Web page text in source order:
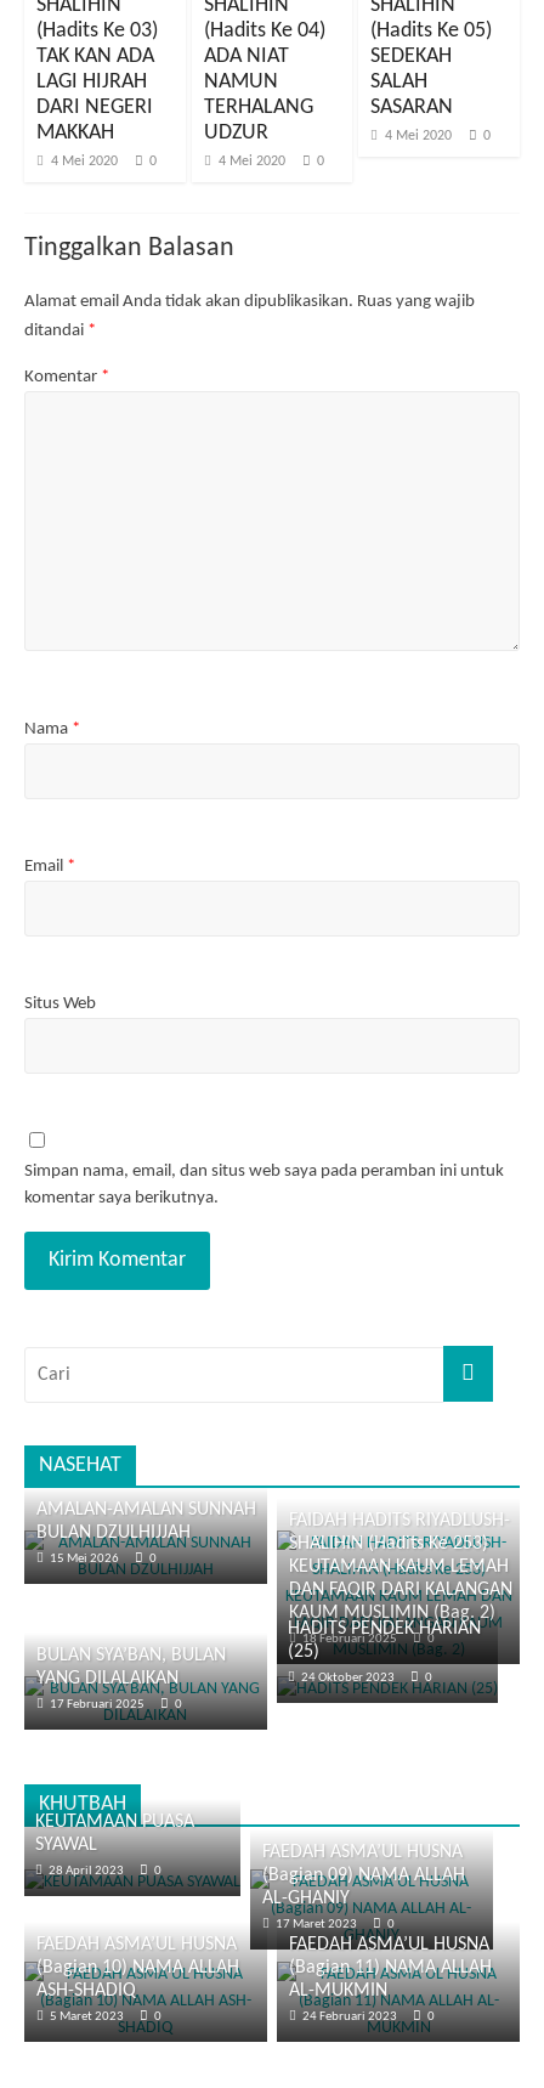
d
e
l
a
y
a
n
g
b
a
r
u
y
a
n
g
b
a
r
a
y
a
n
g
b
u
a
y
a
n
g
b
a
r
u
)
SHALIHIN
(Hadits Ke 03)
TAK KAN ADA
LAGI HIJRAH
DARI NEGERI
MAKKAH
4 Mei 2020 0
SHALIHIN
(Hadits Ke 04)
ADA NIAT
NAMUN
TERHALANG
UDZUR
4 Mei 2020 0
SHALIHIN
(Hadits Ke 05)
SEDEKAH
SALAH
SASARAN
4 Mei 2020 0
Tinggalkan Balasan
Alamat email Anda tidak akan dipublikasikan. Ruas yang wajib
ditandai *
Komentar *
Nama *
Email *
Situs Web
Simpan nama, email, dan situs web saya pada peramban ini untuk
komentar saya berikutnya.
NASEHAT
AMALAN-AMALAN SUNNAH
BULAN DZULHIJJAH
15 Mei 2026 0
FAIDAH HADITS RIYADLUSH-
SHALIHIN (Hadits Ke 253)
KEUTAMAAN KAUM LEMAH
DAN FAQIR DARI KALANGAN
KAUM MUSLIMIN (Bag. 2)
18 Februari 2025 0
BULAN SYA’BAN, BULAN
YANG DILALAIKAN
17 Februari 2025 0
HADITS PENDEK HARIAN
(25)
24 Oktober 2023 0
KHUTBAH
KEUTAMAAN PUASA
SYAWAL
28 April 2023 0
FAEDAH ASMA’UL HUSNA
(Bagian 09) NAMA ALLAH
AL-GHANIY
17 Maret 2023 0
FAEDAH ASMA’UL HUSNA
(Bagian 10) NAMA ALLAH
ASH-SHADIQ
5 Maret 2023 0
FAEDAH ASMA’UL HUSNA
(Bagian 11) NAMA ALLAH
AL-MUKMIN
24 Februari 2023 0